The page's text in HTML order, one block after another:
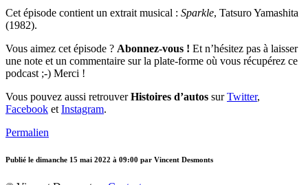
Cet épisode contient un extrait musical : Sparkle, Tatsuro Yamashita
(1982).
Vous aimez cet épisode ? Abonnez-vous ! Et n’hésitez pas à laisser
une note et un commentaire sur la plate-forme où vous récupérez ce
podcast ;-) Merci !
Vous pouvez aussi retrouverHistoires d’autos surTwitter,
Facebook et Instagram.
Permalien
Publié le dimanche 15 mai 2022 à 09:00 par Vincent Desmonts